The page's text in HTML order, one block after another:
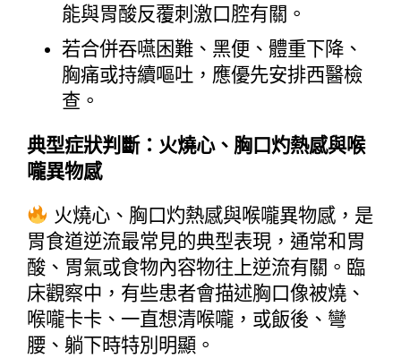
能與胃酸反覆刺激口腔有關。
若合併吞嚥困難、黑便、體重下降、
胸痛或持續嘔吐，應優先安排西醫檢
查。
典型症狀判斷：火燒心、胸口灼熱感與喉
嚨異物感
火燒心、胸口灼熱感與喉嚨異物感，是
胃食道逆流最常見的典型表現，通常和胃
酸、胃氣或食物內容物往上逆流有關。臨
床觀察中，有些患者會描述胸口像被燒、
喉嚨卡卡、一直想清喉嚨，或飯後、彎
腰、躺下時特別明顯。